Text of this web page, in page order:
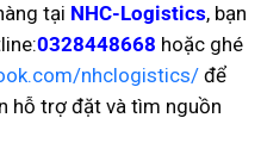
tại NHC-Logistics, bạn
0328448668 hoặc ghé
nhclogistics/ để
hỗ trợ đặt và tìm nguồn